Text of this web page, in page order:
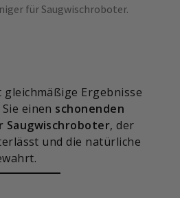
für Saugwischroboter.
Ergebnisse
einen schonenden
, der
und die natürliche